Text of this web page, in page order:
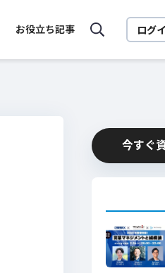
セ
お役立ち記事 ログ
お問い合わせはこ
サービスに関するお問い合
今すぐ